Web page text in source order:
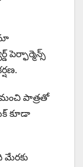
పెర్ఫార్మెన్స్
మంచి పాత్రతో
కూడా
మేరకు